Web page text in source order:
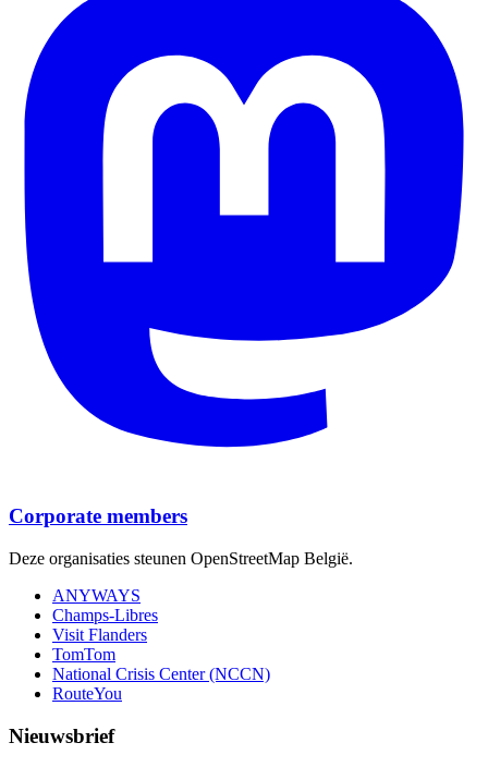
Corporate members
Deze organisaties steunen OpenStreetMap België.
ANYWAYS
Champs-Libres
Visit Flanders
TomTom
National Crisis Center (NCCN)
RouteYou
Nieuwsbrief